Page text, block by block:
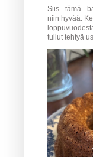
Siis - tämä -
niin hyvää.
tullut tehtyä